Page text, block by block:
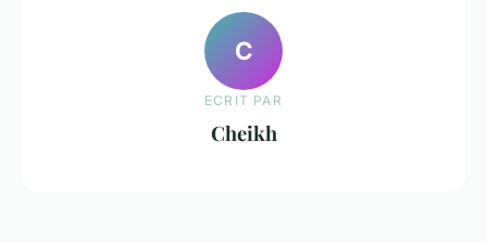
C
ECRIT PAR
Cheikh